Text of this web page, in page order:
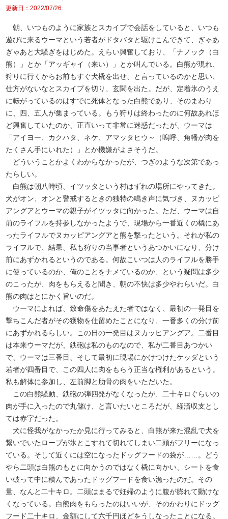
更新日：2022/07/26
朝、いつものように家族とスカイプで会話をしていると、いつも
遊びに来るウーマという若者がドタバタと駆けこんできて、ぎゃあ
ぎゃあと大騒ぎをはじめた。えらい興奮しており、「ナノック（白
熊）」とか「アッギャイ（来い）」とか叫んでいる。白熊が現れ、
狩りに行くからお前もすぐ犬橇を出せ、と言っているのかと思い、
仕方がないなとスカイプを切り、玄関を出た。だが、定着氷のうえ
に転がっているのはすでに死体となった白熊であり、そのまわり
に、四、五人が集まっている。もう狩りは終わったのに何故あれほ
ど興奮していたのか、正直いって非常に迷惑だったが、ウーマは
「アイヨー、カクハタ、ネケ、アマッタヒウ～（嗚呼、角幡が肉を
たくさん手にいれた）」とか機嫌がよさそうだ。
どういうことかよくわからなかったが、つぎのような次第であっ
たらしい。
白熊は朝八時頃、イツッタという村はずれの場所にやってきた。
犬がオン、オンと警戒するときの独特の鳴き声に気づき、ヌカッピ
アングアとウーマの親子がイツッタに向かった。ただ、ウーマは自
前のライフルを持参しなかったようで、現場から一番近くの橇にあ
ったライフルでヌカッピアングアと熊を撃ったという。それが私の
ライフルで、結果、私も狩りの当事者というあつかいになり、分け
前にあずかれるというのである。何故こいつは人のライフルを勝手
に使っているのか、俺のことをナメているのか、という疑問は多少
のこったが、肉をもらえると聞き、朝の不快は多少やわらいだ。白
熊の肉はとにかく旨いのだ。
ウーマによれば、致命傷をあたえた者ではなく、最初の一発目を
撃ちこんだ者がその獲物を仕留めたことになり、一番多くの分け前
にあずかれるらしい。この日の一発目はヌカッピアングア。二番目
は本来ウーマだが、鉄砲は私のものなので、私が二番目あつかい
で、ウーマは三番目、そして最初に現場にかけつけたケッダという
若者が四番目で、この四人に肉をもらう正当な権利があるという。
私も解体に参加し、左前脚と肋骨の肉をいただいた。
この白熊騒動、鉄砲の弾四発がなくなったが、二十キロぐらいの
肉が手に入ったので丸儲け、と言いたいところだが、経済収支とし
ては赤字だった。
犬に怪我がなかったか見に行ってみると、白熊が来た混乱で犬を
繋いでいたロープが氷とこすれて切れてしまい二頭がフリーになっ
ている。そして近くには空になったドッグフードの袋が……。どう
やら二頭は白熊のもとに向かうのではなく橇に向かい、シートを食
い破って中に積んであったドッグフードを食い漁ったのだ。その
量、なんと二十キロ。二頭はまるで妊婦のように腹が膨れて動けな
くなっている。白熊肉をもらったのはいいが、そのかわりにドッグ
フード二十キロ、金額にして六千円ほどをうしなったことになる。